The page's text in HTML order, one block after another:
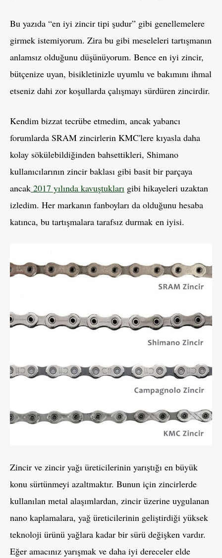
Bu yazıda “en iyi zincir tipi şudur” gibi genellemelere
girmek istemiyorum. Zira bu gibi meseleleri tartışmanın
anlamsız olduğunu düşünüyorum. Bence en iyi zincir,
bütçenize uyan, bisikletinizle uyumlu ve bakımını ihmal
etseniz dahi zor koşullarda çalışmayı sürdüren zincirdir.
Kendim bizzat tecrübe etmedim, ancak yabancı
forumlarda SRAM zincirlerin KMC'lere kıyasla daha
kolay sökülebildiğinden bahsettikleri, Shimano
kullanıcılarının zincir baklası gibi basit bir parçaya
ancak 2017 yılında kavuştukları gibi hikayeleri uzaktan
izledim. Her markanın fanboyları da olduğunu hesaba
katınca, bu tartışmalara tarafsız durmak en iyisi.
Zincir ve zincir yağı üreticilerinin yarıştığı en büyük
konu sürtünmeyi azaltmaktır. Bunun için zincirlerde
kullanılan metal alaşımlardan, zincir üzerine uygulanan
nano kaplamalara, yağ üreticilerinin geliştirdiği yüksek
teknoloji ürünü yağlara kadar bir sürü değişken vardır.
Eğer amacınız yarışmak ve daha iyi dereceler elde